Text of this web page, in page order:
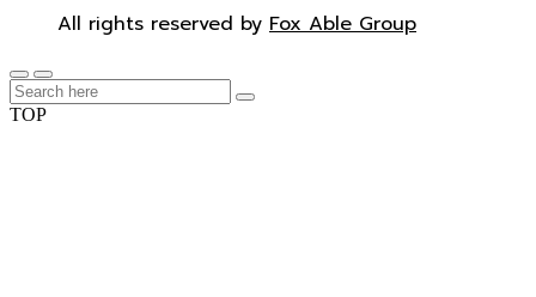
All rights reserved by Fox Able Group
TOP